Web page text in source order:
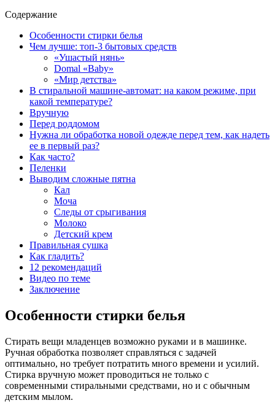
Содержание
Особенности стирки белья
Чем лучше: топ-3 бытовых средств
«Ушастый нянь»
Domal «Baby»
«Мир детства»
В стиральной машине-автомат: на каком режиме, при
какой температуре?
Вручную
Перед роддомом
Нужна ли обработка новой одежде перед тем, как надеть
ее в первый раз?
Как часто?
Пеленки
Выводим сложные пятна
Кал
Моча
Следы от срыгивания
Молоко
Детский крем
Правильная сушка
Как гладить?
12 рекомендаций
Видео по теме
Заключение
Особенности стирки белья
Стирать вещи младенцев возможно руками и в машинке.
Ручная обработка позволяет справляться с задачей
оптимально, но требует потратить много времени и усилий.
Стирка вручную может проводиться не только с
современными стиральными средствами, но и с обычным
детским мылом.